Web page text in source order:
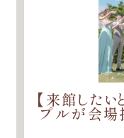
【来館したい
プルが会場